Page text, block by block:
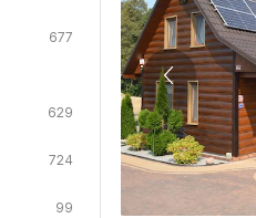
677
629
724
99